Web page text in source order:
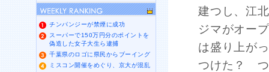
建つし、江
ジマがオー
は盛り上が
つけた？ つ
チンパンジーが禁煙に成功
スーパーで150万円分のポイントを
偽造した女子大生ら逮捕
千葉県のロゴに県民からブーイング
ミスコン開催をめぐり、京大が混乱